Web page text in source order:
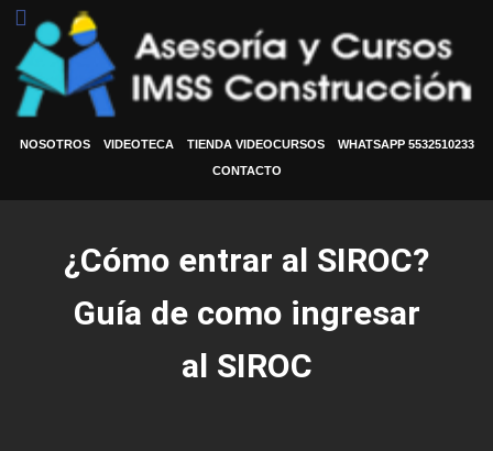
NOSOTROS VIDEOTECA TIENDA VIDEOCURSOS
WHATSAPP 5532510233
CONTACTO
¿Cómo entrar al SIROC?
Guía de como ingresar
al SIROC